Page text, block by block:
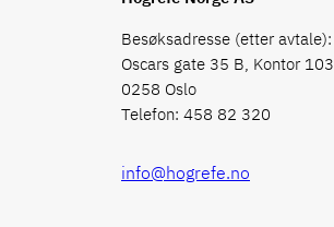
Besøksadresse (etter avtale):
Oscars gate 35 B, Kontor 103
0258 Oslo
Telefon: 458 82 320
info@hogrefe.no